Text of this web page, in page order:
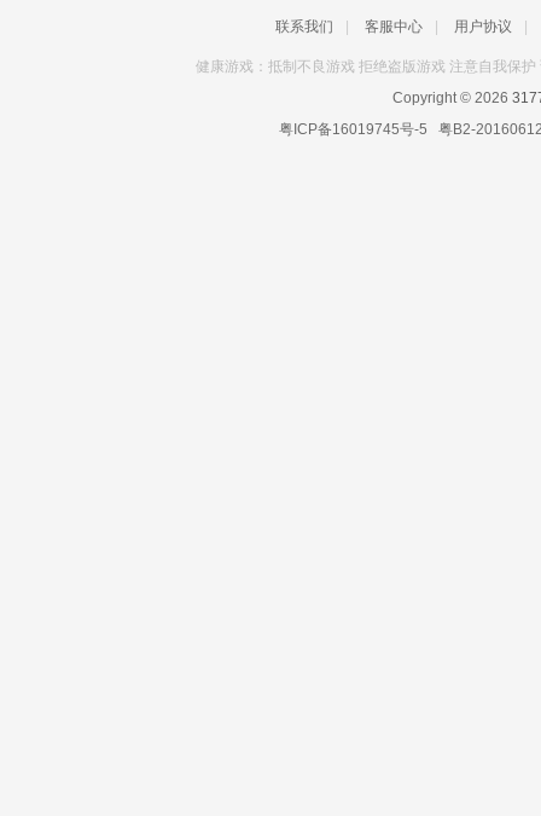
联系我们 客服中心 用户协议
健康游戏：抵制不良游戏 拒绝盗版游戏 注意自我保
Copyright © 2026
粤ICP备16019745号-5 粤B2-